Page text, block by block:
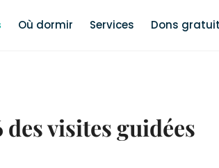
Où dormir Services Dons
visites guidées